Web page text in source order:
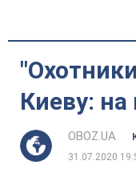
Киеву:
OBOZ.UA
31.07.2020